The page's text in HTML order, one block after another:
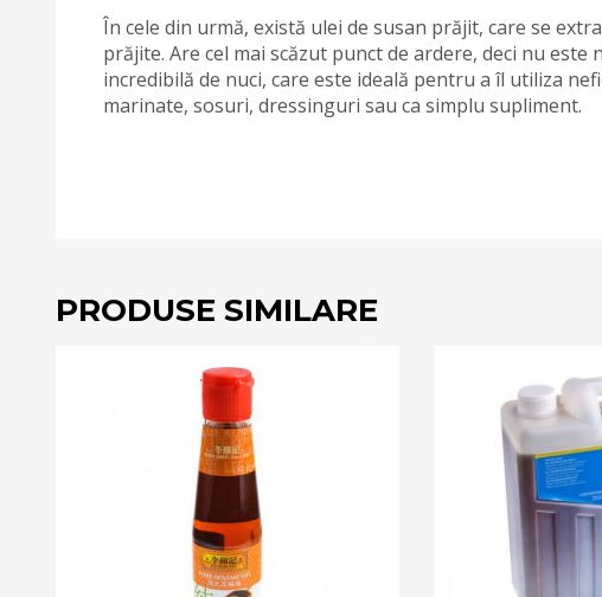
În cele din urmă, există ulei de susan prăjit, care se
prăjite. Are cel mai scăzut punct de ardere, deci nu
incredibilă de nuci, care este ideală pentru a îl utiliza
marinate, sosuri, dressinguri sau ca simplu supliment.
PRODUSE SIMILARE